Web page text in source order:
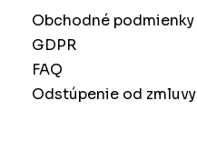
Obchodné podmienky
GDPR
FAQ
Odstúpenie od zmluvy